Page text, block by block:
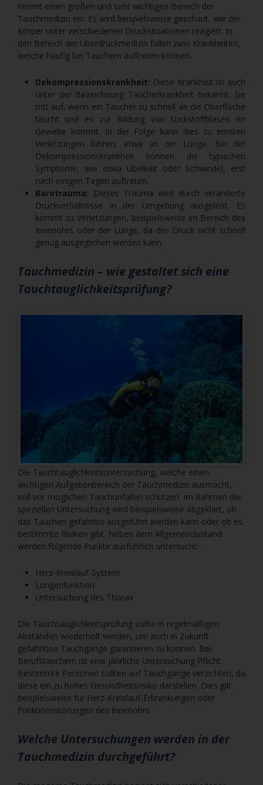
nimmt einen großen und sehr wichtigen Bereich der
Tauchmedizin ein. Es wird beispielsweise geschaut, wie der
Körper unter verschiedenen Drucksituationen reagiert. In
den Bereich der Überdruckmedizin fallen zwei Krankheiten,
welche häufig bei Tauchern auftreten können:
Dekompressionskrankheit: Diese Krankheit ist auch
unter der Bezeichnung Taucherkrankheit bekannt. Sie
tritt auf, wenn ein Taucher zu schnell an die Oberfläche
taucht und es zur Bildung von Stickstoffblasen im
Gewebe kommt. In der Folge kann dies zu ernsten
Verletzungen führen, etwa an der Lunge. Bei der
Dekompressionskrankheit können die typischen
Symptome, wie etwa Übelkeit oder Schwindel, erst
nach einigen Tagen auftreten.
Barotrauma: Dieses Trauma wird durch veränderte
Druckverhältnisse in der Umgebung ausgelöst. Es
kommt zu Verletzungen, beispielsweise im Bereich des
Innenohrs oder der Lunge, da der Druck nicht schnell
genug ausgeglichen werden kann.
Tauchmedizin – wie gestaltet sich eine
Tauchtauglichkeitsprüfung?
Die Tauchtauglichkeitsuntersuchung, welche einen
wichtigen Aufgabenbereich der Tauchmedizin ausmacht,
soll vor möglichen Tauchunfällen schützen. Im Rahmen der
speziellen Untersuchung wird beispielsweise abgeklärt, ob
das Tauchen gefahrlos ausgeführt werden kann oder ob es
bestimmte Risiken gibt. Neben dem Allgemeinzustand
werden folgende Punkte ausführlich untersucht:
Herz-Kreislauf-System
Lungenfunktion
Untersuchung des Thorax
Die Tauchtauglichkeitsprüfung sollte in regelmäßigen
Abständen wiederholt werden, um auch in Zukunft
gefahrlose Tauchgänge garantieren zu können. Bei
Berufstauchern ist eine jährliche Untersuchung Pflicht.
Bestimmte Personen sollten auf Tauchgänge verzichten, da
diese ein zu hohes Gesundheitsrisiko darstellen. Dies gilt
beispielsweise für Herz-Kreislauf-Erkrankungen oder
Funktionsstörungen des Innenohrs.
Welche Untersuchungen werden in der
Tauchmedizin durchgeführt?